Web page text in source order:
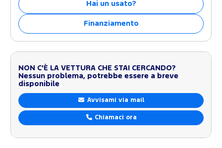
Hai un usato?
Finanziamento
NON C'È LA VETTURA CHE STAI CERCANDO?
Nessun problema, potrebbe essere a breve
disponibile
Avvisami via mail
Chiamaci ora